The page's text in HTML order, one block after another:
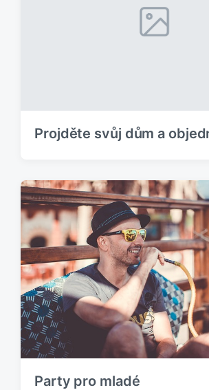
Projděte svůj dům a
Party pro mladé